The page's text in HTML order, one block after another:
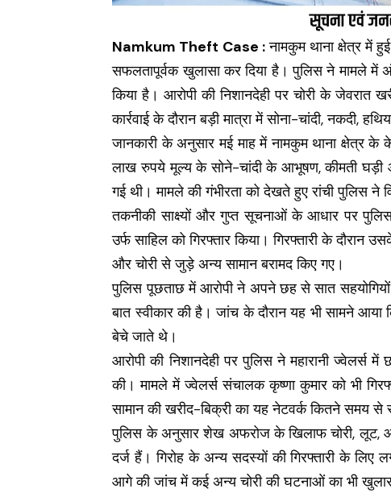
Namkum Theft Case :नामकुम थाना क्षेत्र में
सफलतापूर्वक खुलासा कर दिया है। पुलिस ने मामले में
किया है। आरोपी की निशानदेही पर चोरी के जेवरात
कार्रवाई के दौरान बड़ी मात्रा में सोना-चांदी, नकदी,
जानकारी के अनुसार मई माह में नामकुम थाना क्षेत्र के
लाख रुपये मूल्य के सोने-चांदी के आभूषण, कीमती घड़ी
गई थी। मामले की गंभीरता को देखते हुए रांची पुलिस
तकनीकी साक्ष्यों और गुप्त सूचनाओं के आधार पर
उर्फ साहिल को गिरफ्तार किया। गिरफ्तारी के
और चोरी से जुड़े अन्य सामान बरामद किए गए।
पुलिस पूछताछ में आरोपी ने अपने छह से सात
बात स्वीकार की है। जांच के दौरान यह भी सामने आया
बेचे जाते थे।
आरोपी की निशानदेही पर पुलिस ने महारानी ज्वेलर्स में
की। मामले में ज्वेलर्स संचालक कृष्णा कुमार को भी
सामान की खरीद-बिक्री का यह नेटवर्क कितने समय
पुलिस के अनुसार शेख अफरोज के खिलाफ चोरी, लूट,
दर्ज हैं। गिरोह के अन्य सदस्यों की गिरफ्तारी के लिए
आगे की जांच में कई अन्य चोरी की घटनाओं का भी